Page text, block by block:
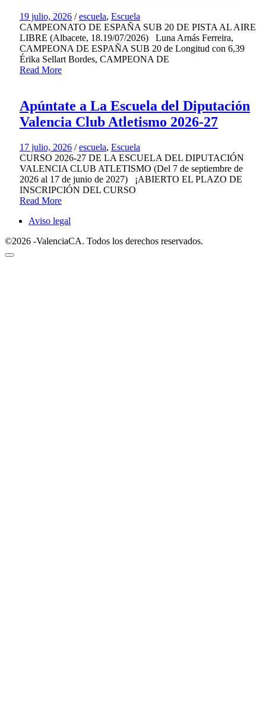
19 julio, 2026 / escuela, Escuela
CAMPEONATO DE ESPAÑA SUB 20 DE PISTA AL AIRE
LIBRE (Albacete, 18.19/07/2026) Luna Arnás Ferreira,
CAMPEONA DE ESPAÑA SUB 20 de Longitud con 6,39
Érika Sellart Bordes, CAMPEONA DE
Read More
Apúntate a La Escuela del Diputación
Valencia Club Atletismo 2026-27
17 julio, 2026 / escuela, Escuela
CURSO 2026-27 DE LA ESCUELA DEL DIPUTACIÓN
VALENCIA CLUB ATLETISMO (Del 7 de septiembre de
2026 al 17 de junio de 2027) ¡ABIERTO EL PLAZO DE
INSCRIPCIÓN DEL CURSO
Read More
Aviso legal
©2026 -ValenciaCA. Todos los derechos reservados.